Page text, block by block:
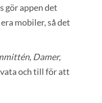
gör appen det
mobiler, så det
Damer,
och till för att